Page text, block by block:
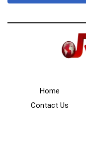
Home
Contact Us